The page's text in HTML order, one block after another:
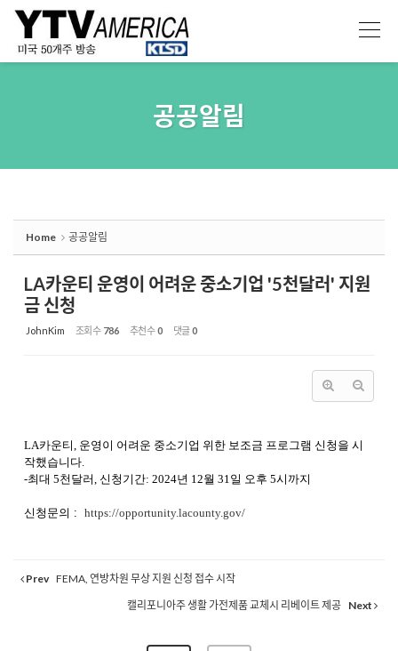
공공알림
Home 공공알림
LA카운티 운영이 어려운 중소기업 '5천달러' 지원
금 신청
JohnKim 조회 수 786 추천 수0 댓글0
LA카운티, 운영이 어려운 중소기업 위한 보조금 프로그램 신청을 시
작했습니다.
-최대 5천달러, 신청기간: 2024년 12월 31일 오후 5시까지
신청문의 : https://opportunity.lacounty.gov/
Prev FEMA, 연방차원 무상 지원 신청 접수 시작
캘리포니아주 생활 가전제품 교체시 리베이트 제공 Next